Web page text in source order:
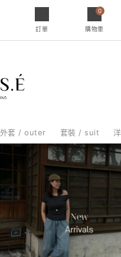
訂單
0
購物車
外套 / outer 套裝 / suit